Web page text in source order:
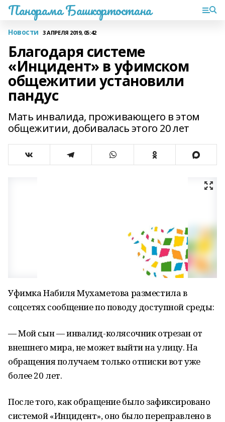
Панорама Башкортостана
Новости 3 АПРЕЛЯ 2019, 05:42
Благодаря системе
«Инцидент» в уфимском
общежитии установили
пандус
Мать инвалида, проживающего в этом
общежитии, добивалась этого 20 лет
Уфимка Набиля Мухаметова разместила в
соцсетях сообщение по поводу доступной среды:
— Мой сын — инвалид-колясочник отрезан от
внешнего мира, не может выйти на улицу. На
обращения получаем только отписки вот уже
более 20 лет.
После того, как обращение было зафиксировано
системой «Инцидент», оно было переправлено в